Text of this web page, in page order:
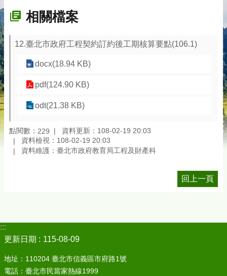
相關檔案
12.臺北市政府工程契約訂約後工期核算要點(106.1)
docx(18.94 KB)
pdf(124.90 KB)
odt(21.38 KB)
點閱數： 229
資料更新：108-02-19 20:03
資料檢視：108-02-19 20:03
資料維護：臺北市政府教育局工程及財產科
回上一頁
:::
更新日期
115-08-09
地址：110204 臺北市信義區市府路1號
電話：臺北市民當家熱線1999